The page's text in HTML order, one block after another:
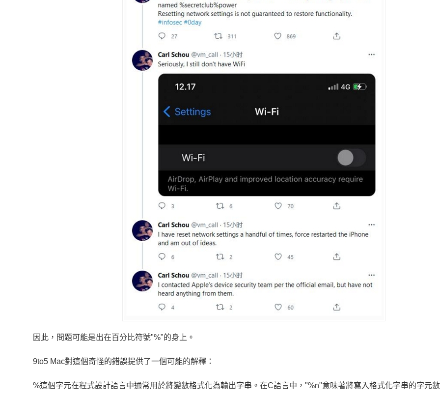
因此，問題可能是出在百分比符號"%"的身上。
9to5 Mac對這個奇怪的錯誤提供了一個可能的解釋：
%這個字元在程式設計語言中通常用於將變數格式化為輸出字串。在C語言中，"%n"意味著將寫入格式化字串的字元